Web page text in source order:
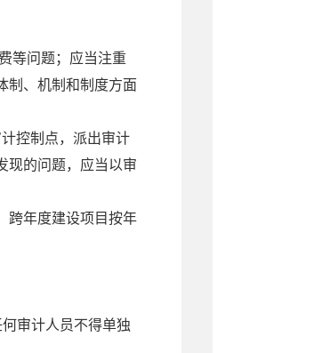
等问题；应当注重
制、机制和制度方面
控制点，派出审计
现的问题，应当以审
跨年度建设项目按年
审计人员不得单独